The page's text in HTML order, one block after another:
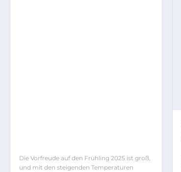
Die Vorfreude auf den Frühling 2025 ist groß,
und mit den steigenden Temperaturen